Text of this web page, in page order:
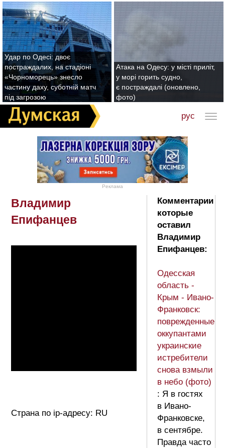
Удар по Одесі: двоє
постраждалих, на стадіоні
«Чорноморець» знесло
частину даху, суботній матч
під загрозою
Атака на Одесу: у місті приліт,
у морі горить судно,
є постраждалі (оновлено,
фото)
рус
Реклама
Владимир
Епифанцев
Страна по ip-адресу: RU
Комментарии
которые
оставил
Владимир
Епифанцев:
Одесская
область -
Крым - Ивано-
Франковск:
поврежденные
оккупантами
украинские
истребители
снова взмыли
в небо (фото)
: Я в гостях
в Ивано-
Франковске,
в сентябре.
Правда часто